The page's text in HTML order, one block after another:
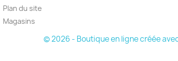
Plan du site
Magasins
© 2026 - Boutique en ligne créée